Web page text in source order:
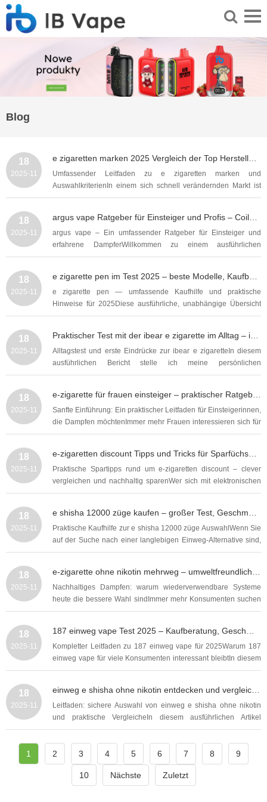
Blog
18
2025-11
e zigaretten marken 2025 Vergleich der Top Hersteller, Testsieger und hilfreiche Kaufberatung
Umfassender Leitfaden zu e zigaretten marken und
AuswahlkriterienIn einem sich schnell verändernden Markt ist
die Wahl der richtigen e zigaretten marken entscheidend für
ausführliche Orientierung, erklärt Unterschiede...
18
2025-11
argus vape Ratgeber für Einsteiger und Profis – Coils, Liquidwahl, Akkupflege und Tipps für bessere Dampfleistung
argus vape – Ein umfassender Ratgeber für Einsteiger und
erfahrene DampferWillkommen zu einem ausführlichen
Leitfaden rund um argus vape, der die wichtigsten Themen wie
bessere Dampfleistung behandelt. Dieser Text ist so...
18
2025-11
e zigarette pen im Test 2025 – beste Modelle, Kaufberatung und praktische Tipps fürs Dampfen
e zigarette pen — umfassende Kaufhilfe und praktische
Hinweise für 2025Diese ausführliche, unabhängige Übersicht
richtet sich an alle, die sich für einen schlanken Einsteiger- oder
zigarette pen kaufen möchten. Wer nach...
18
2025-11
Praktischer Test mit der ibear e zigarette im Alltag – ibear Erfahrungen und Kaufberatung
Alltagstest und erste Eindrücke zur ibear e zigaretteIn diesem
ausführlichen Bericht stelle ich meine persönlichen
Alltagserfahrungen mit der ibear e zigarette vor, ergänze
Kaufberatung. Ziel ist es, Leserinnen und Leser...
18
2025-11
e-zigarette für frauen einsteiger – praktischer Ratgeber zu Modellen, Liquidwahl und Einsteigerfehlern
Sanfte Einführung: Ein praktischer Leitfaden für Einsteigerinnen,
die Dampfen möchtenImmer mehr Frauen interessieren sich für
die Alternative zum Rauchen, und in diesem ausführlichen Text
Der Fokus liegt auf einer...
18
2025-11
e-zigaretten discount Tipps und Tricks für Sparfüchse mit aktuellen Angeboten und praktischem Preisvergleich
Praktische Spartipps rund um e-zigaretten discount – clever
vergleichen und nachhaltig sparenWer sich mit elektronischen
Zigaretten beschäftigt, sucht oft nicht nur das beste
attraktiven e-zigaretten discount. In diesem...
18
2025-11
e shisha 12000 züge kaufen – großer Test, Geschmackserlebnisse, Laufzeit und Preisvergleich
Praktische Kaufhilfe zur e shisha 12000 züge AuswahlWenn Sie
auf der Suche nach einer langlebigen Einweg-Alternative sind,
die gleich mehrere tausend Züge liefert, dann spielt die e shisha
diesem ausführlichen...
18
2025-11
e-zigarette ohne nikotin mehrweg – umweltfreundlich dampfen mit Praxisratgeber und Produktempfehlungen
Nachhaltiges Dampfen: warum wiederverwendbare Systeme
heute die bessere Wahl sindImmer mehr Konsumenten suchen
nach Alternativen zur Einweg-e-zigarette ohne nikotin mehrweg-
eine größere Rolle spielen als schneller...
18
2025-11
187 einweg vape Test 2025 – Kaufberatung, Geschmackstests, Akkulaufzeit und Sicherheitstipps für Einsteiger
Kompletter Leitfaden zu 187 einweg vape für 2025Warum 187
einweg vape für viele Konsumenten interessant bleibtIn diesem
ausführlichen Ratgeber analysieren wir die wichtigsten Aspekte
Akkulaufzeit, Sicherheit und...
18
2025-11
einweg e shisha ohne nikotin entdecken und vergleichen – günstige Modelle Tests Tipps 2025
Leitfaden: sichere Auswahl von einweg e shisha ohne nikotin
und praktische VergleicheIn diesem ausführlichen Artikel
erfahren Sie, wie Sie einweg e shisha ohne nikotin gezielt
auswählen, vergleichen und sinnvoll nutzen. Viele Menschen
suchen 2025 nach Alternativen zu klassischen...
1 2 3 4 5 6 7 8 9
10 Nächste Zuletzt